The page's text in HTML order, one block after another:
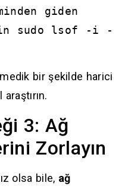
giden
sudo lsof -i -
bir şekilde harici
3: Ağ
Zorlayın
olsa bile, ağ